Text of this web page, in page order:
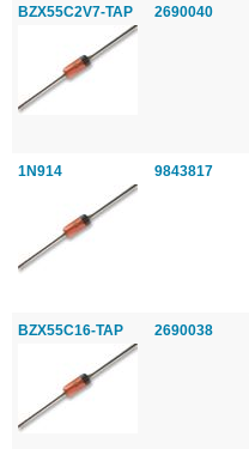
BZX55C2V7-TAP 2690040
1N914 9843817
BZX55C16-TAP 2690038